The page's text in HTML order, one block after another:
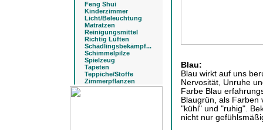
Feng Shui
Kinderzimmer
Licht/Beleuchtung
Matratzen
Reinigungsmittel
Richtig Lüften
Schädlingsbekämpf...
Schimmelpilze
Spielzeug
Tapeten
Teppiche/Stoffe
Zimmerpflanzen
Blau:
Blau wirkt auf uns
Nervosität, Unruhe
Farbe Blau
Blaugrün, als Farben
"kühl" und "ruhig".
nicht nur